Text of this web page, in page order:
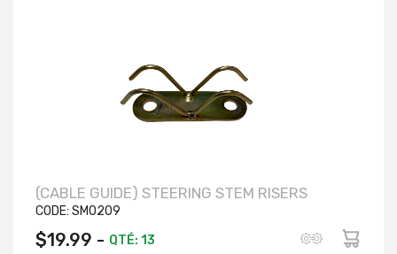
(CABLE GUIDE) STEERING STEM RISERS
CODE: SM0209
$19.99 - QTÉ: 13